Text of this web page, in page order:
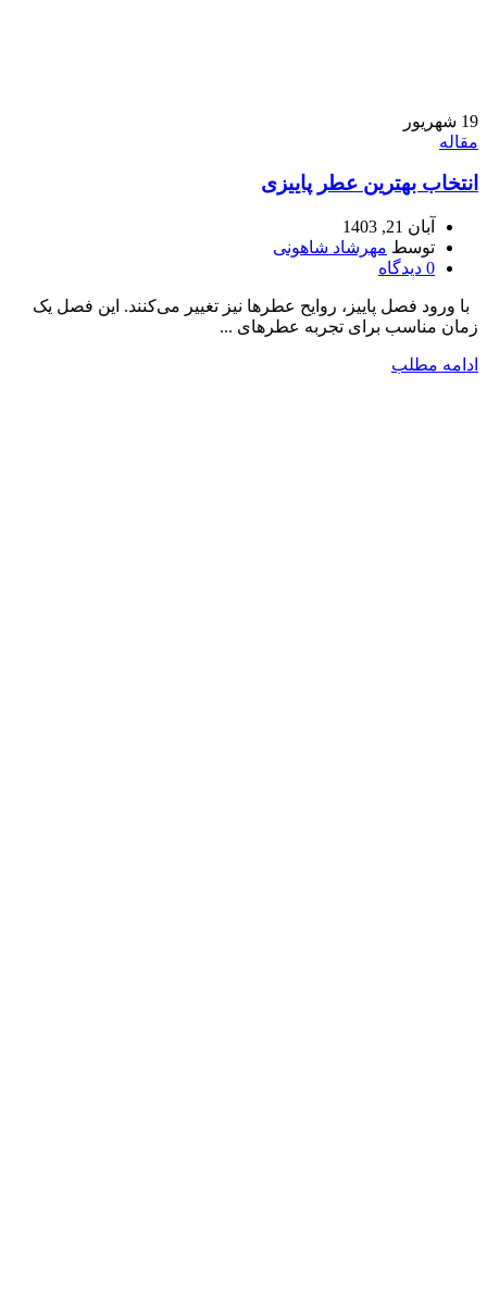
19 شهریور
مقاله
انتخاب بهترین عطر پاییزی
آبان 21, 1403
توسط مهرشاد شاهونی
0 دیدگاه
با ورود فصل پاییز، روایح عطرها نیز تغییر می‌کنند. این فصل یک
زمان مناسب برای تجربه عطرهای ...
ادامه مطلب